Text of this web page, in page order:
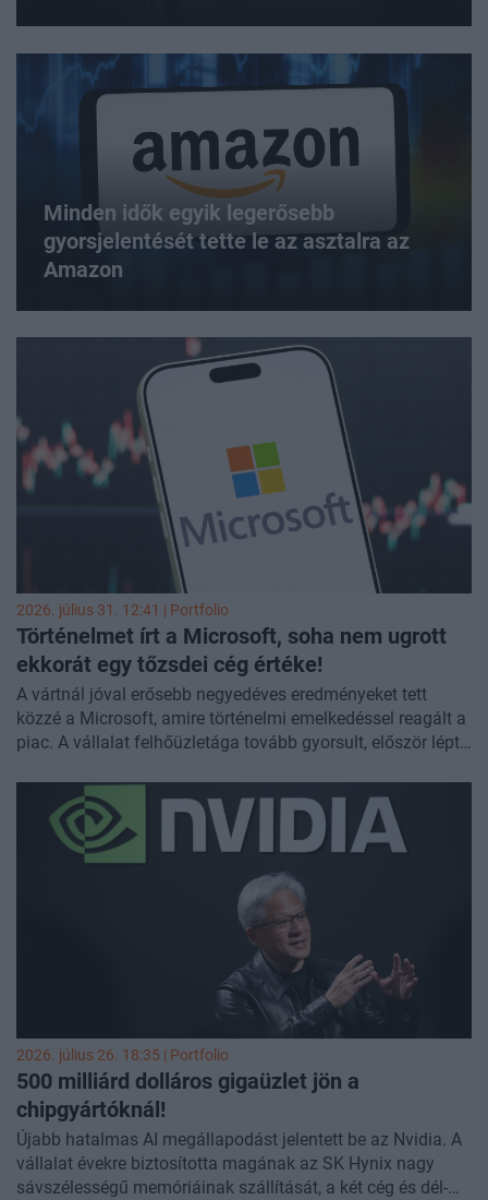
Minden idők egyik legerősebb
gyorsjelentését tette le az asztalra az
Amazon
2026. július 31. 12:41 | Portfolio
Történelmet írt a Microsoft, soha nem ugrott
ekkorát egy tőzsdei cég értéke!
A vártnál jóval erősebb negyedéves eredményeket tett
közzé a Microsoft, amire történelmi emelkedéssel reagált a
piac. A vállalat felhőüzletága tovább gyorsult, először lépte
továbbra is rekordközeli összegeket fordít új
adatközpontok kiépítésére.
2026. július 26. 18:35 | Portfolio
500 milliárd dolláros gigaüzlet jön a
chipgyártóknál!
Újabb hatalmas AI megállapodást jelentett be az Nvidia. A
vállalat évekre biztosította magának az SK Hynix nagy
sávszélességű memóriáinak szállítását, a két cég és dél-